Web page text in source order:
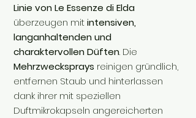
Linie von Le Essenze di Elda
überzeugen mitintensiven,
langanhaltenden und
charaktervollen Düften. Die
Mehrzwecksprays reinigen gründlich,
entfernen Staub und hinterlassen
dank ihrer mit speziellen
Duftmikrokapseln angereicherten